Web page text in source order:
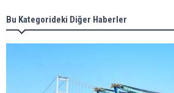
Bu Kategorideki Diğer Haberler